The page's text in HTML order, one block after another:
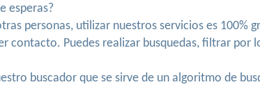
esperas?
personas, utilizar nuestros servicios es 100%
contacto. Puedes realizar busquedas, filtrar por
buscador que se sirve de un algoritmo de